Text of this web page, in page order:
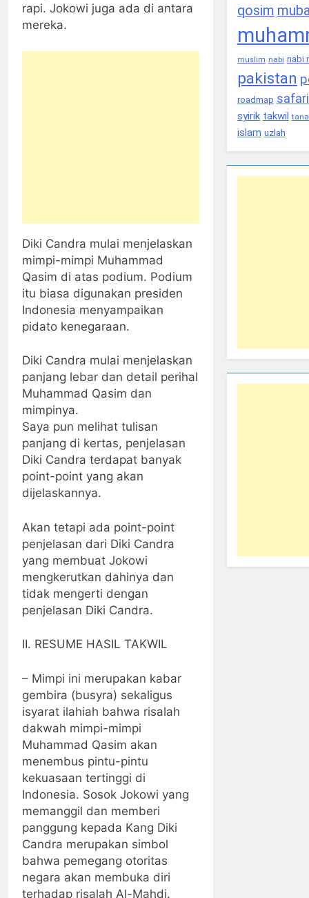
rapi. Jokowi juga ada di antara
mereka.
Diki Candra mulai menjelaskan
mimpi-mimpi Muhammad
Qasim di atas podium. Podium
itu biasa digunakan presiden
Indonesia menyampaikan
pidato kenegaraan.
Diki Candra mulai menjelaskan
panjang lebar dan detail perihal
Muhammad Qasim dan
mimpinya.
Saya pun melihat tulisan
panjang di kertas, penjelasan
Diki Candra terdapat banyak
point-point yang akan
dijelaskannya.
Akan tetapi ada point-point
penjelasan dari Diki Candra
yang membuat Jokowi
mengkerutkan dahinya dan
tidak mengerti dengan
penjelasan Diki Candra.
II. RESUME HASIL TAKWIL
– Mimpi ini merupakan kabar
gembira (busyra) sekaligus
isyarat ilahiah bahwa risalah
dakwah mimpi-mimpi
Muhammad Qasim akan
menembus pintu-pintu
kekuasaan tertinggi di
Indonesia. Sosok Jokowi yang
memanggil dan memberi
panggung kepada Kang Diki
Candra merupakan simbol
bahwa pemegang otoritas
negara akan membuka diri
terhadap risalah Al-Mahdi.
qosim
muslim nabi nabi
pakistan
roadmap
syirik takwil
islam uzlah